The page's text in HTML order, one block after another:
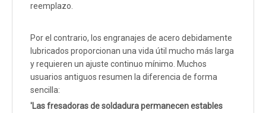
reemplazo.
Por el contrario, los engranajes de acero debidamente
lubricados proporcionan una vida útil mucho más larga
y requieren un ajuste continuo mínimo. Muchos
usuarios antiguos resumen la diferencia de forma
sencilla:
'Las fresadoras de soldadura permanecen estables